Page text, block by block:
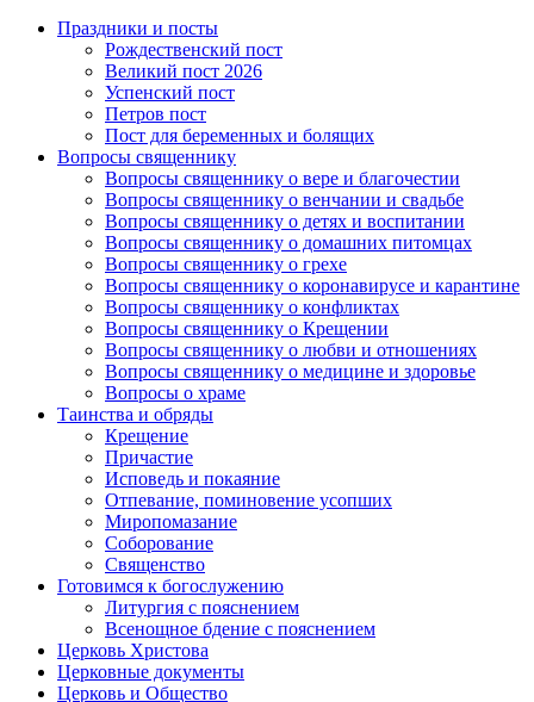
Праздники и посты
Рождественский пост
Великий пост 2026
Успенский пост
Петров пост
Пост для беременных и болящих
Вопросы священнику
Вопросы священнику о вере и благочестии
Вопросы священнику о венчании и свадьбе
Вопросы священнику о детях и воспитании
Вопросы священнику о домашних питомцах
Вопросы священнику о грехе
Вопросы священнику о коронавирусе и карантине
Вопросы священнику о конфликтах
Вопросы священнику о Крещении
Вопросы священнику о любви и отношениях
Вопросы священнику о медицине и здоровье
Вопросы о храме
Таинства и обряды
Крещение
Причастие
Исповедь и покаяние
Отпевание, поминовение усопших
Миропомазание
Соборование
Священство
Готовимся к богослужению
Литургия с пояснением
Всенощное бдение с пояснением
Церковь Христова
Церковные документы
Церковь и Общество